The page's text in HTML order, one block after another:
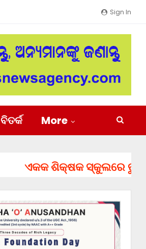
Sign In
ବିତର୍କ More
ଏକକ ଶିକ୍ଷକ ସ୍କୁଲରେ ତୁରନ୍ତ